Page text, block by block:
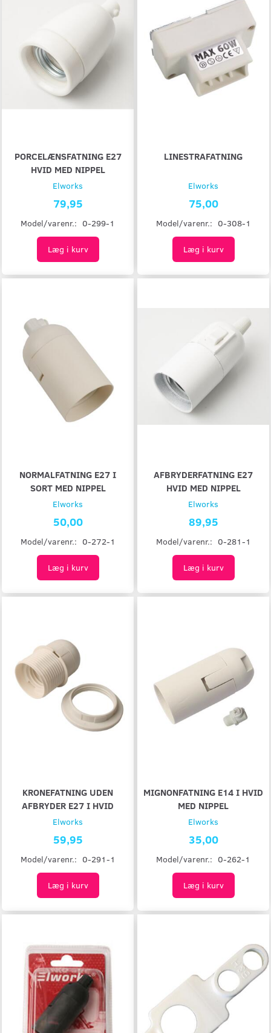
PORCELÆNSFATNING E27
HVID MED NIPPEL
Elworks
79,95
Model/varenr.: 0-299-1
Læg i kurv
LINESTRAFATNING
Elworks
75,00
Model/varenr.: 0-308-1
Læg i kurv
NORMALFATNING E27 I
SORT MED NIPPEL
Elworks
50,00
Model/varenr.: 0-272-1
Læg i kurv
AFBRYDERFATNING E27
HVID MED NIPPEL
Elworks
89,95
Model/varenr.: 0-281-1
Læg i kurv
KRONEFATNING UDEN
AFBRYDER E27 I HVID
Elworks
59,95
Model/varenr.: 0-291-1
Læg i kurv
MIGNONFATNING E14 I HVID
MED NIPPEL
Elworks
35,00
Model/varenr.: 0-262-1
Læg i kurv